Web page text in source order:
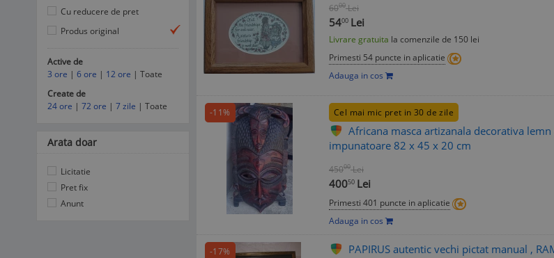
6000 Lei
5400 Lei
Livrare gratuita la comenzile de 150 lei
Primesti 54 puncte in aplicatie
Adauga in cos
-11% Cel mai mic pret in 30 de zile
Africana masca artizanala decorativa
impunatoare 82 x 45 x 20 cm
45000 Lei
40050 Lei
Primesti 401 puncte in aplicatie
Adauga in cos
-17% PAPIRUS autentic vechi pictat manual ,
Cu reducere de pret
Produs original
Active de
3 ore | 6 ore | 12 ore | Toate
Create de
24 ore | 72 ore | 7 zile | Toate
Arata doar
Licitatie
Pret fix
Anunt